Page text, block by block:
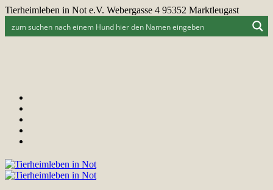
Tierheimleben in Not e.V. Webergasse 4 95352 Marktleugast